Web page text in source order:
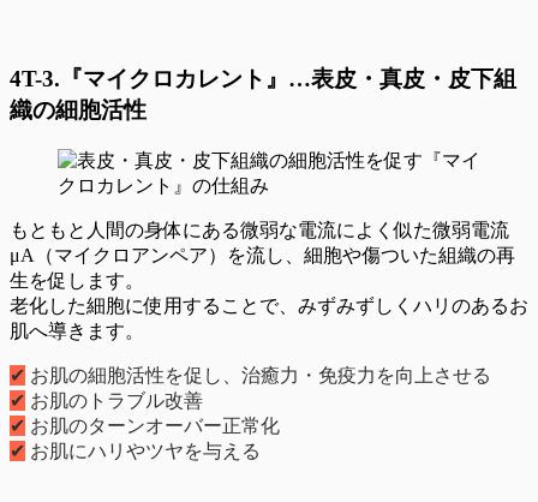
4T-3.『マイクロカレント』…表皮・真皮・皮下組
織の細胞活性
もともと人間の身体にある微弱な電流によく似た微弱電流
μA（マイクロアンペア）を流し、細胞や傷ついた組織の再
生を促します。
老化した細胞に使用することで、みずみずしくハリのあるお
肌へ導きます。
✔ お肌の細胞活性を促し、治癒力・免疫力を向上させる
✔ お肌のトラブル改善
✔ お肌のターンオーバー正常化
✔ お肌にハリやツヤを与える